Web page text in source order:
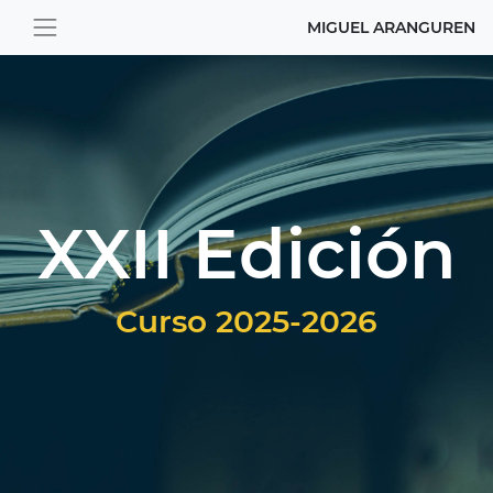
MIGUEL ARANGUREN
XXII Edición
Curso 2025-2026